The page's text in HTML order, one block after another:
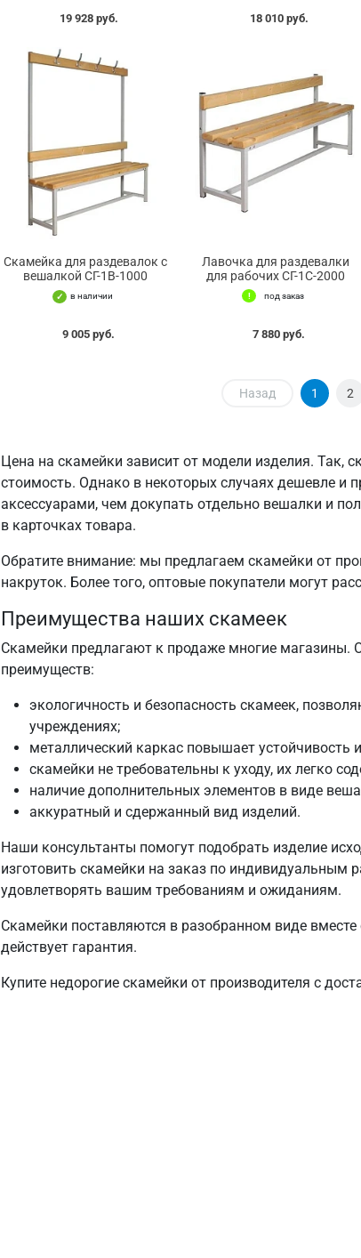
19 928 руб. 18 010 руб.
Скамейка для раздевалок с
вешалкой СГ-1В-1000
в наличии
9 005 руб.
Лавочка для раздевалки
для рабочих СГ-1С-2000
под заказ
7 880 руб.
Назад 1 2
Цена на скамейки зависит от модели изделия. Так,
стоимость. Однако в некоторых случаях дешевле и
аксессуарами, чем докупать отдельно вешалки и
в карточках товара.
Обратите внимание: мы предлагаем скамейки от
накруток. Более того, оптовые покупатели могут
Преимущества наших скамеек
Скамейки предлагают к продаже многие
преимуществ:
экологичность и безопасность скамеек,
учреждениях;
металлический каркас повышает устойчивость
скамейки не требовательны к уходу, их легко
наличие дополнительных элементов в виде
аккуратный и сдержанный вид изделий.
Наши консультанты помогут подобрать изделие
изготовить скамейки на заказ по индивидуальным
удовлетворять вашим требованиям и ожиданиям.
Скамейки поставляются в разобранном виде
действует гарантия.
Купите недорогие скамейки от производителя с